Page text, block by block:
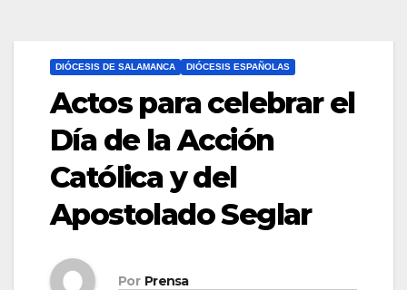
DIÓCESIS DE SALAMANCA DIÓCESIS ESPAÑOLAS
Actos para celebrar el
Día de la Acción
Católica y del
Apostolado Seglar
Por Prensa